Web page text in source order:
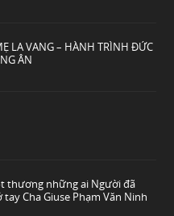
LA VANG – HÀNH TRÌNH ĐỨC
ÂN
thương những ai Người đã
Cha Giuse Phạm Văn Ninh